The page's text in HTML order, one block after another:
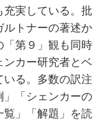
充実している。批
ルトナーの著述か
「第９」観も同時
ンカー研究者とベ
いる。多数の訳注
」「シェンカーの
覧」「解題」を読